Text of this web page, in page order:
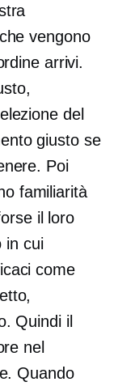
vengono
arrivi.
del
giusto se
Poi
familiarità
il loro
in cui
come
Quindi il
nel
Quando